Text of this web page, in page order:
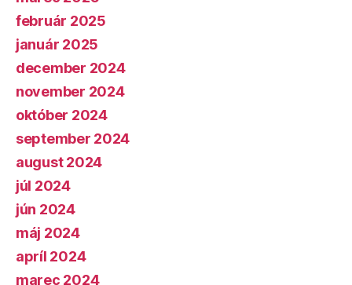
február 2025
január 2025
december 2024
november 2024
október 2024
september 2024
august 2024
júl 2024
jún 2024
máj 2024
apríl 2024
marec 2024